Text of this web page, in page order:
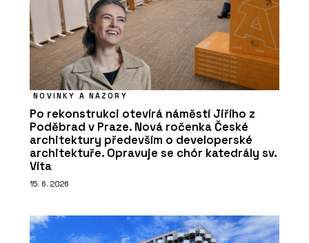
NOVINKY A NÁZORY
Po rekonstrukci otevírá náměstí Jiřího z
Poděbrad v Praze. Nová ročenka České
architektury především o developerské
architektuře. Opravuje se chór katedrály sv.
Víta
15. 6. 2026